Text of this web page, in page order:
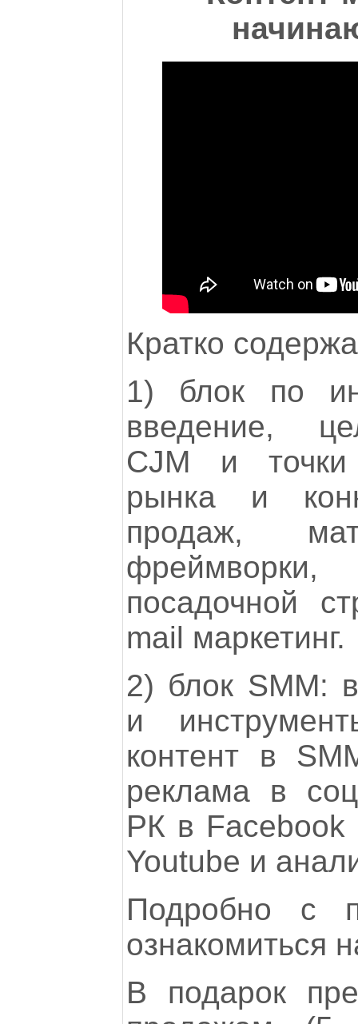
Кратко
1) блок по
введение,
CJM и точки
рынка и
продаж,
посадочной
mail маркетинг.
2) блок SMM:
и
контент в
реклама в
РК в Facebook
Youtube и
Подробно с
ознакомиться
В подарок